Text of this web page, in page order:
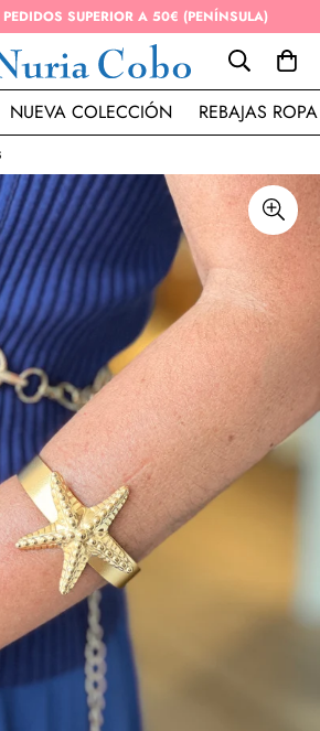
SUPERIOR A 50€ (PENÍNSULA)
NUEVA COLECCIÓN REBAJAS ROPA